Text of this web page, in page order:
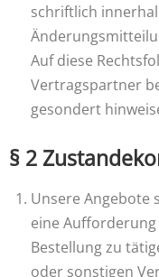
schriftlich
Auf diese
Vertragspartner
gesondert
§ 2
Unsere Angebote
eine
Bestellung zu
oder sonstigen